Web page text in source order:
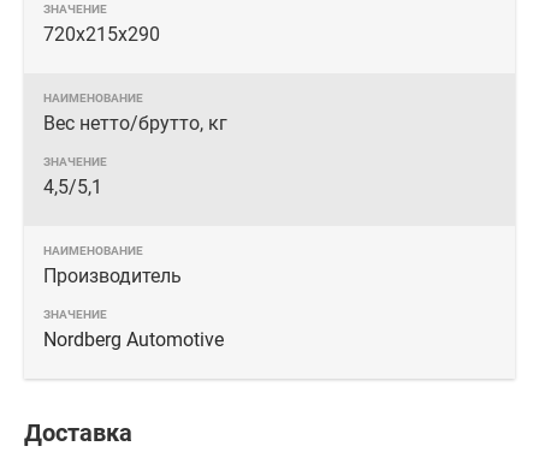
720х215х290
Вес нетто/брутто, кг
4,5/5,1
Производитель
Nordberg Automotive
Доставка